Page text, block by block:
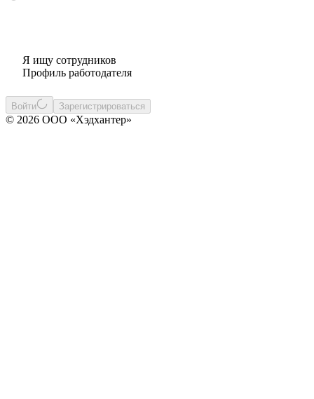
Я ищу сотрудников
Профиль работодателя
Войти Зарегистрироваться
© 2026 ООО «Хэдхантер»